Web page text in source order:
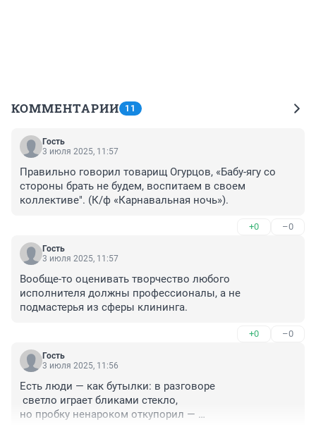
КОММЕНТАРИИ 11
Гость
3 июля 2025, 11:57
Правильно говорил товарищ Огурцов, «Бабу-ягу со
стороны брать не будем, воспитаем в своем
коллективе". (К/ф «Карнавальная ночь»).
+0 –0
Гость
3 июля 2025, 11:57
Вообще-то оценивать творчество любого
исполнителя должны профессионалы, а не
подмастерья из сферы клининга.
+0 –0
Гость
3 июля 2025, 11:56
Есть люди — как бутылки: в разговоре
светло играет бликами стекло,
но пробку ненароком откупорил —